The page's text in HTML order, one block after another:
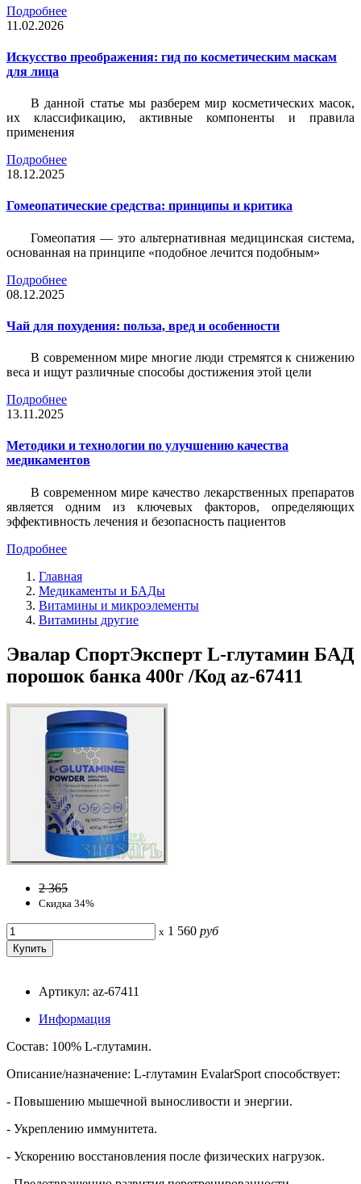
Подробнее
11.02.2026
Искусство преображения: гид по косметическим маскам
для лица
В данной статье мы разберем мир косметических масок,
их классификацию, активные компоненты и правила
применения
Подробнее
18.12.2025
Гомеопатические средства: принципы и критика
Гомеопатия — это альтернативная медицинская система,
основанная на принципе «подобное лечится подобным»
Подробнее
08.12.2025
Чай для похудения: польза, вред и особенности
В современном мире многие люди стремятся к снижению
веса и ищут различные способы достижения этой цели
Подробнее
13.11.2025
Методики и технологии по улучшению качества
медикаментов
В современном мире качество лекарственных препаратов
является одним из ключевых факторов, определяющих
эффективность лечения и безопасность пациентов
Подробнее
Главная
Медикаменты и БАДы
Витамины и микроэлементы
Витамины другие
Эвалар СпортЭксперт L-глутамин БАД
порошок банка 400г /Код az-67411
2 365
Скидка 34%
x 1 560 руб
Артикул: az-67411
Информация
Состав: 100% L-глутамин.
Описание/назначение: L-глутамин EvalarSport способствует:
- Повышению мышечной выносливости и энергии.
- Укреплению иммунитета.
- Ускорению восстановления после физических нагрузок.